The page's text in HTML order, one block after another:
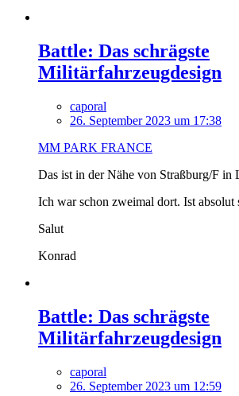
Battle: Das schrägste
Militärfahrzeugdesign
caporal
26. September 2023 um 17:38
MM PARK FRANCE
Das ist in der Nähe von Straßburg/F in
Ich war schon zweimal dort. Ist absolut
Salut
Konrad
Battle: Das schrägste
Militärfahrzeugdesign
caporal
26. September 2023 um 12:59